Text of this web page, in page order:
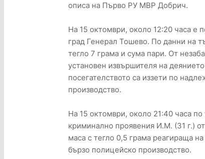
описа на Първо РУ МВР Добрич.
На 15 октомври, около 12:20 часа е
град Генерал Тошево. По данни на
тегло 7 грама и сума пари. От
установен извършителя на
посегателството са иззети по
производство.
На 15 октомври, около 21:40 часа
криминално проявения И.М. (31 г.)
маса с тегло 0,5 грама реагираща
бързо полицейско производство.